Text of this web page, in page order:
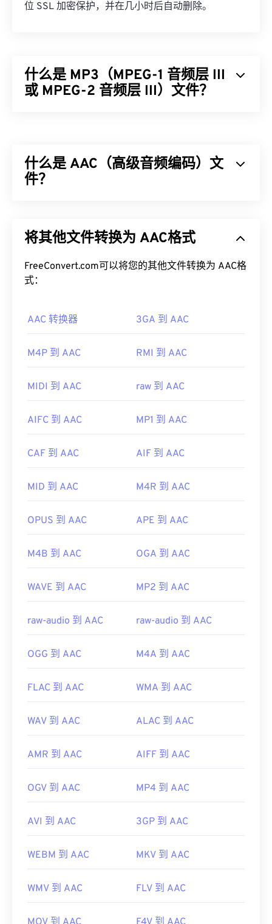
位 SSL 加密保护，并在几小时后自动删除。
什么是 MP3（MPEG-1 音频层 III
或 MPEG-2 音频层 III）文件？
费者最常用的音频文件。由于体积小且质量高，
MP3文件易于存储和共享，因此受众广泛。
由于 MP3 文件非常流行，大多数主流音频播放程序
都支持它们。只需点击文件即可在 iTunes
Media Player 中打开它，具体取决于您首选的平台。
用户还可以
。请记住，另外两种文件类型也使用 MP3 扩展
名。它们是Masterpoint 绿点数据 （已过时）和
件）。TeslaCrypt 3.0 勒索软件加密文件
停用，不再构成威胁。
首次发行： 1993年
有用的链接：
https://mpeg.chiariglione.org/standards/mpeg-
什么是 AAC（高级音频编码）文
件？
数字广播和互联网流媒体。它是iOS、YouTube
、
AAC编解码器指定为MP3的改进版本，因为它能够更
有效地压缩文件大小，同时提供与未压缩音频类似的
如何打开 AAC 文件？
为了获得最佳效果，请使用VLC 媒体播放器
不过，AAC 文件非常普遍，可以在许多其他程序和
此外，由于 AAC 文件通常用作视频游戏的音频文
首次发行：1997年
https://en.wikipedia.org/wiki/Advanced_Audio_Coding
https://www.iso.org/standard/43345.html?
将其他文件转换为 AAC格式
FreeConvert.com可以将您的其他文件转换为 AAC格
式：
AAC 转换器 3GA 到 AAC
M4P 到 AAC RMI 到 AAC
MIDI 到 AAC raw 到 AAC
AIFC 到 AAC MP1 到 AAC
CAF 到 AAC AIF 到 AAC
MID 到 AAC M4R 到 AAC
OPUS 到 AAC APE 到 AAC
M4B 到 AAC OGA 到 AAC
WAVE 到 AAC MP2 到 AAC
raw-audio 到 AAC raw-audio 到 AAC
OGG 到 AAC M4A 到 AAC
FLAC 到 AAC WMA 到 AAC
WAV 到 AAC ALAC 到 AAC
AMR 到 AAC AIFF 到 AAC
OGV 到 AAC MP4 到 AAC
AVI 到 AAC 3GP 到 AAC
WEBM 到 AAC MKV 到 AAC
WMV 到 AAC FLV 到 AAC